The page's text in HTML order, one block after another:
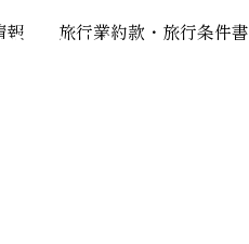
報 旅行業約款・旅行条件書
光